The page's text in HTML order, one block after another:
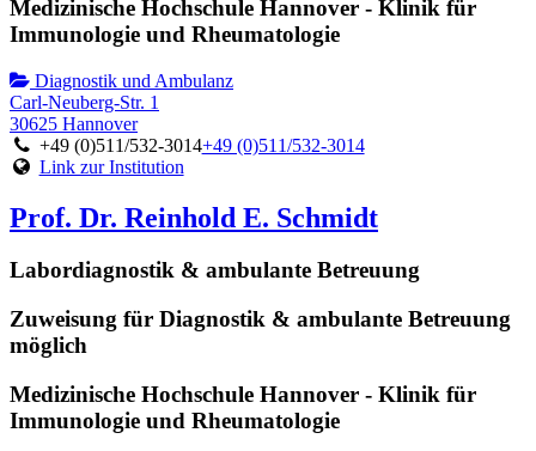
Medizinische Hochschule Hannover - Klinik für
Immunologie und Rheumatologie
Diagnostik und Ambulanz
Carl-Neuberg-Str. 1
30625 Hannover
+49 (0)511/532-3014+49 (0)511/532-3014
Link zur Institution
Prof. Dr. Reinhold E. Schmidt
Labordiagnostik & ambulante Betreuung
Zuweisung für Diagnostik & ambulante Betreuung
möglich
Medizinische Hochschule Hannover - Klinik für
Immunologie und Rheumatologie